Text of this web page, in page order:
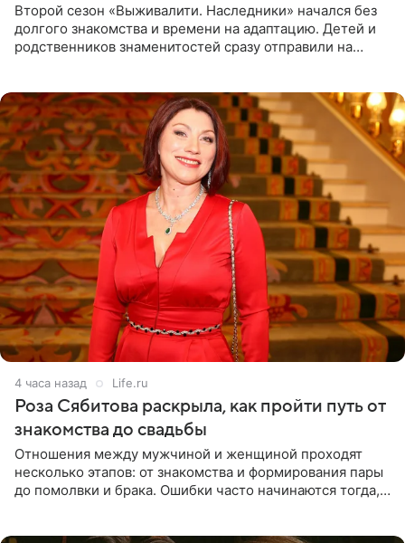
Второй сезон «Выживалити. Наследники» начался без
долгого знакомства и времени на адаптацию. Детей и
родственников знаменитостей сразу отправили на
4 часа назад Life.ru
Роза Сябитова раскрыла, как пройти путь от
знакомства до свадьбы
Отношения между мужчиной и женщиной проходят
несколько этапов: от знакомства и формирования пары
до помолвки и брака. Ошибки часто начинаются тогда,